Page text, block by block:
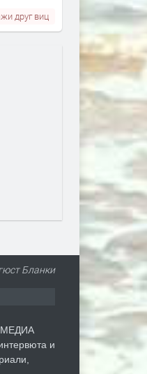
Цената на дизела е
друг виц
Бланки
МЕДИА
и